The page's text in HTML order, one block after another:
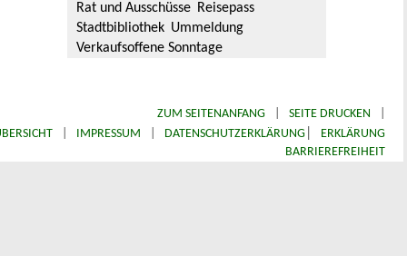
Rat und Ausschüsse Reisepass
Stadtbibliothek Ummeldung
Verkaufsoffene Sonntage
ZUM SEITENANFANG SEITE DRUCKEN
IMPRESSUM DATENSCHUTZERKLÄRUNG|
ERKLÄRUNG
BARRIEREFREIHEIT